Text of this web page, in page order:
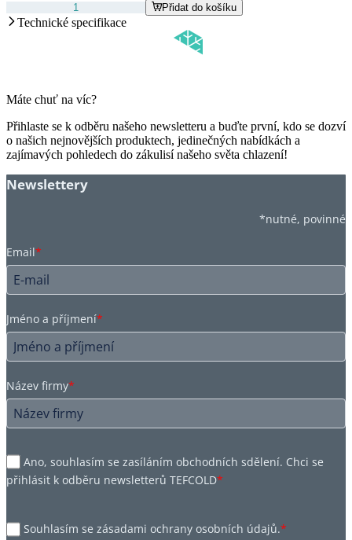
Přidat do košíku
Technické specifikace
Máte chuť na víc?
Přihlaste se k odběru našeho newsletteru a buďte první, kdo se dozví
o našich nejnovějších produktech, jedinečných nabídkách a
zajímavých pohledech do zákulisí našeho světa chlazení!
Newslettery
*nutné, povinné
Email*
Jméno a příjmení*
Název firmy*
Ano, souhlasím se zasíláním obchodních sdělení. Chci se
přihlásit k odběru newsletterů TEFCOLD*
Souhlasím se zásadami ochrany osobních údajů.*